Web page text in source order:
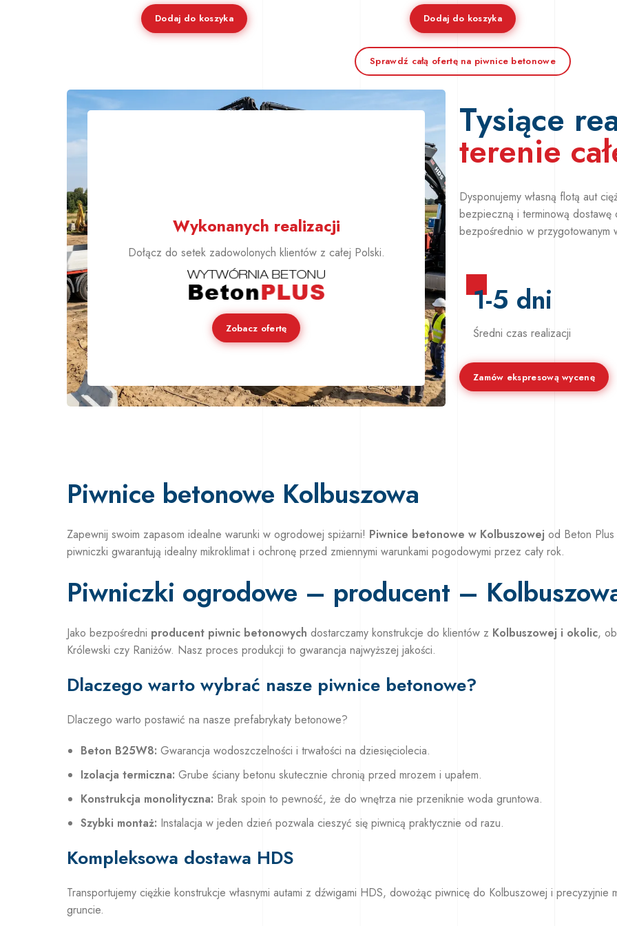
Dodaj do koszyka Dodaj do koszyka
Sprawdź całą ofertę na piwnice betonowe
Wykonanych realizacji
Dołącz do setek zadowolonych klientów z całej Polski.
Zobacz ofertę
Tysiące
terenie
Dysponujemy własną flotą aut
bezpieczną i terminową dostawę
bezpośrednio w przygotowanym
1-5 dni
Średni czas realizacji
Zamów ekspresową wycenę
Piwnice betonowe Kolbuszowa
Zapewnij swoim zapasom idealne warunki w ogrodowej spiżarni! Piwnice betonowe w Kolbuszowej od Beton
piwniczki gwarantują idealny mikroklimat i ochronę przed zmiennymi warunkami pogodowymi przez cały rok.
Piwniczki ogrodowe – producent –
Jako bezpośredni producent piwnic betonowych dostarczamy konstrukcje do klientów z Kolbuszowej i okolic,
Królewski czy Raniżów. Nasz proces produkcji to gwarancja najwyższej jakości.
Dlaczego warto wybrać nasze piwnice betonowe?
Dlaczego warto postawić na nasze prefabrykaty betonowe?
Beton B25W8: Gwarancja wodoszczelności i trwałości na dziesięciolecia.
Izolacja termiczna: Grube ściany betonu skutecznie chronią przed mrozem i upałem.
Konstrukcja monolityczna: Brak spoin to pewność, że do wnętrza nie przeniknie woda gruntowa.
Szybki montaż: Instalacja w jeden dzień pozwala cieszyć się piwnicą praktycznie od razu.
Kompleksowa dostawa HDS
Transportujemy ciężkie konstrukcje własnymi autami z dźwigami HDS, dowożąc piwnicę do Kolbuszowej i
gruncie.